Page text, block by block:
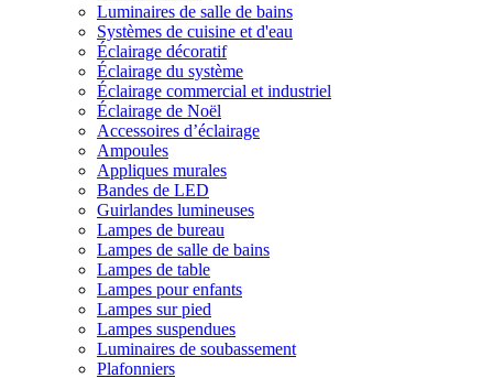
Luminaires de salle de bains
Systèmes de cuisine et d'eau
Éclairage décoratif
Éclairage du système
Éclairage commercial et industriel
Éclairage de Noël
Accessoires d’éclairage
Ampoules
Appliques murales
Bandes de LED
Guirlandes lumineuses
Lampes de bureau
Lampes de salle de bains
Lampes de table
Lampes pour enfants
Lampes sur pied
Lampes suspendues
Luminaires de soubassement
Plafonniers